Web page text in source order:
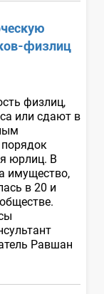
физлиц
физлиц,
или сдают в
юрлиц. В
имущество,
в 20 и
Равшан